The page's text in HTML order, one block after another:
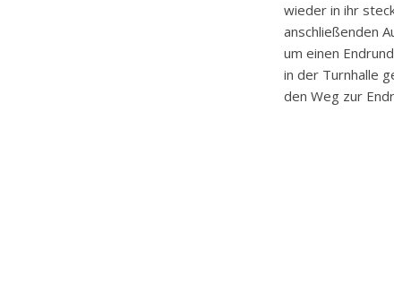
wieder in ihr
anschließenden
um einen
in der Turnhalle
den Weg zur